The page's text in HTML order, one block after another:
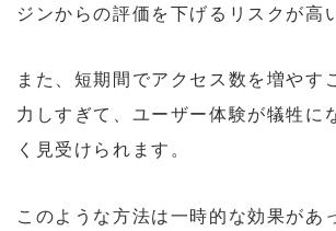
ジンからの評価を下げるリスクが高
また、短期間でアクセス数を増やす
力しすぎて、ユーザー体験が犠牲に
く見受けられます。
このような方法は一時的な効果があ